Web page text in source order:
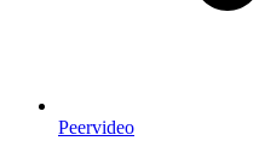
Peervideo